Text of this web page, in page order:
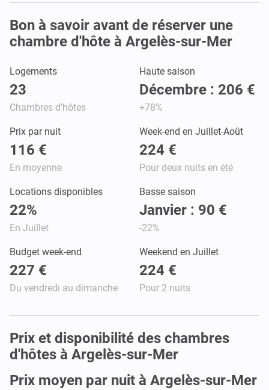
Bon à savoir avant de réserver une
chambre d'hôte à Argelès-sur-Mer
Logements
23
Chambres d'hôtes
Haute saison
Décembre : 206 €
+78%
Prix par nuit
116 €
En moyenne
Week-end en Juillet-Août
224 €
Pour deux nuits en été
Locations disponibles
22%
En Juillet
Basse saison
Janvier : 90 €
-22%
Budget week-end
227 €
Du vendredi au dimanche
Weekend en Juillet
224 €
Pour 2 nuits
Prix et disponibilité des chambres
d'hôtes à Argelès-sur-Mer
Prix moyen par nuit à Argelès-sur-Mer